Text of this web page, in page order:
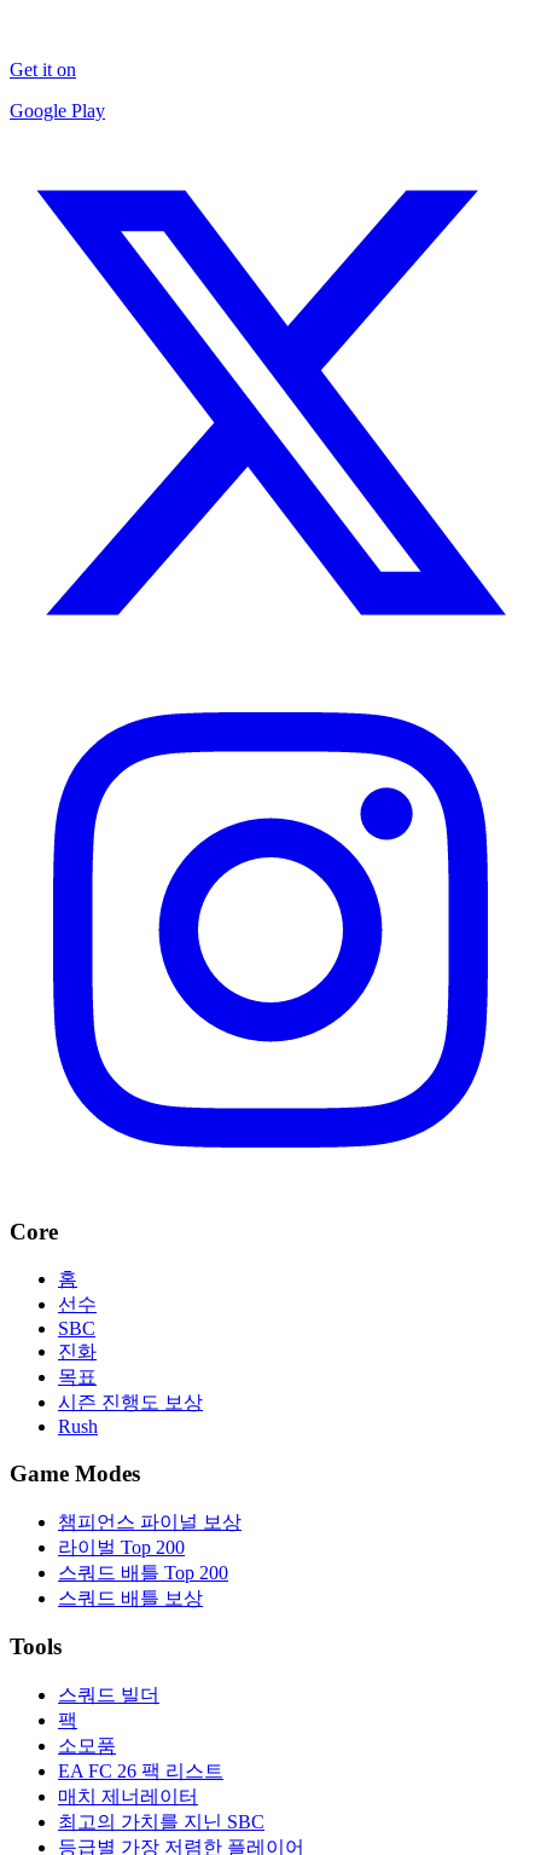
Get it on
Google Play
Core
홈
선수
SBC
진화
목표
시즌 진행도 보상
Rush
Game Modes
챔피언스 파이널 보상
라이벌 Top 200
스쿼드 배틀 Top 200
스쿼드 배틀 보상
Tools
스쿼드 빌더
팩
소모품
EA FC 26 팩 리스트
매치 제너레이터
최고의 가치를 지닌 SBC
등급별 가장 저렴한 플레이어